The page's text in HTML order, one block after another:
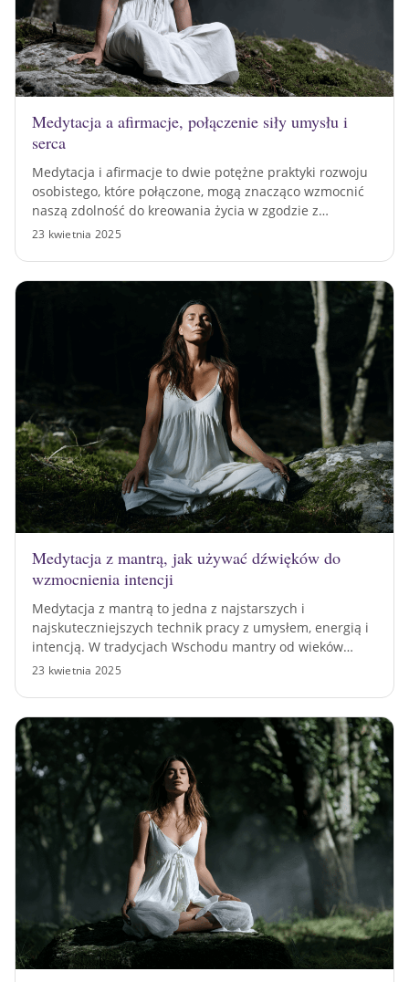
Medytacja a afirmacje, połączenie siły umysłu i
serca
Medytacja i afirmacje to dwie potężne praktyki rozwoju
osobistego, które połączone, mogą znacząco wzmocnić
naszą zdolność do kreowania życia w zgodzie z…
23 kwietnia 2025
Medytacja z mantrą, jak używać dźwięków do
wzmocnienia intencji
Medytacja z mantrą to jedna z najstarszych i
najskuteczniejszych technik pracy z umysłem, energią i
intencją. W tradycjach Wschodu mantry od wieków…
23 kwietnia 2025